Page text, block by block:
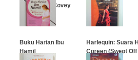
Stephen R . Covey
Otak)
Buku Harian Ibu
Hamil
Harlequin: Suara
Coreen (Swept Off